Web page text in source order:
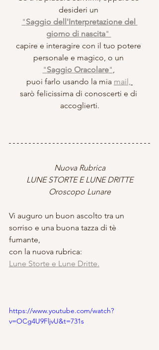
desideri un
"Saggio dell'Interpretazione del
giorno di nascita"
capire e interagire con il tuo potere
personale e magico, o un
"Saggio Oracolare",
puoi farlo usando la mia mail,
sarò felicissima di conoscerti e di
accoglierti.
Nuova Rubrica
LUNE STORTE E LUNE DRITTE
Oroscopo Lunare
Vi auguro un buon ascolto tra un
sorriso e una buona tazza di tè
fumante,
con la nuova rubrica:
Lune Storte e Lune Dritte.
https://www.youtube.com/watch?
v=OCg4U9FljvU&t=731s